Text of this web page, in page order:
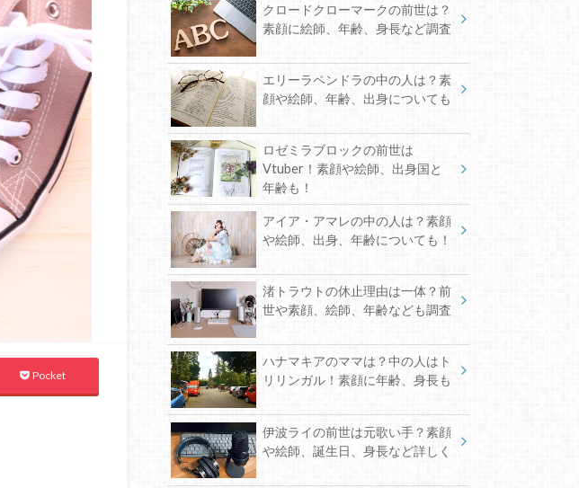
Pocket
クロードクローマークの前世は？
素顔に絵師、年齢、身長など調査
エリーラペンドラの中の人は？素
顔や絵師、年齢、出身についても
ロゼミラブロックの前世は
Vtuber！素顔や絵師、出身国と
年齢も！
アイア・アマレの中の人は？素顔
や絵師、出身、年齢についても！
渚トラウトの休止理由は一体？前
世や素顔、絵師、年齢なども調査
ハナマキアのママは？中の人はト
リリンガル！素顔に年齢、身長も
伊波ライの前世は元歌い手？素顔
や絵師、誕生日、身長など詳しく